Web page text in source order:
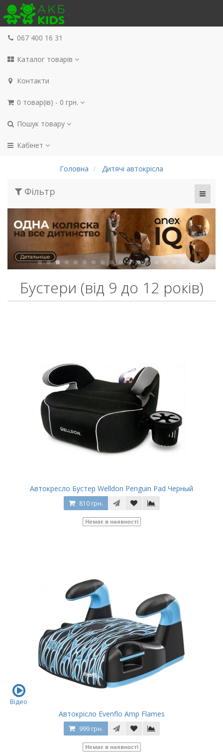
067 400 16 31
Каталог товарів
Контакти
0 товар(ів) - 0 грн.
Пошук товару
Кабінет
Головна Дитячі автокрісла
Фільтр
Бустери (від 9 до 12 років)
Автокресло Бустер Welldon Penguin Pad Черный
810 грн.
Немає в наявності
Відео
Автокрісло Evenflo Amp Flames
999 грн.
Немає в наявності